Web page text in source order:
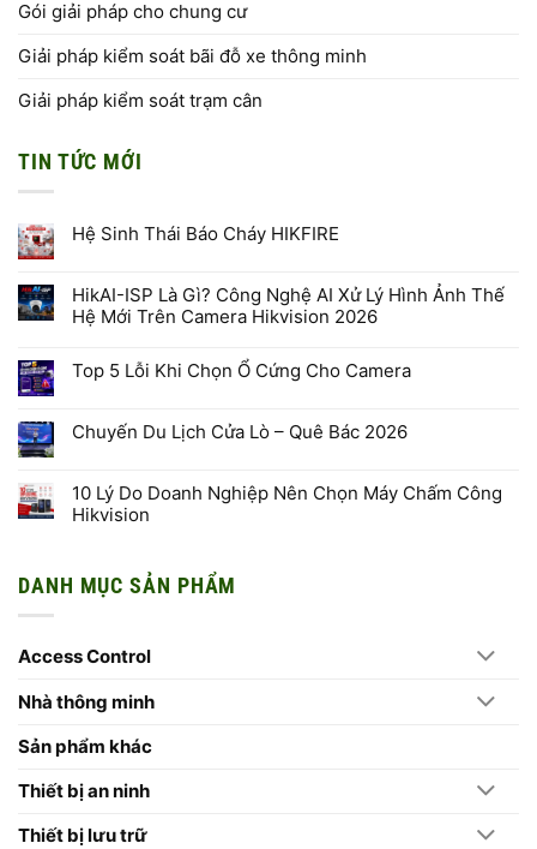
Gói giải pháp cho chung cư
Giải pháp kiểm soát bãi đỗ xe thông minh
Giải pháp kiểm soát trạm cân
TIN TỨC MỚI
Hệ Sinh Thái Báo Cháy HIKFIRE
bình
luận
ở
Báo
HikAI-ISP Là Gì? Công Nghệ AI Xử Lý Hình Ảnh Thế
Hệ Mới Trên Camera Hikvision 2026
bình
luận
ISP
Là
Nghệ
AI
Xử
Hệ
2026
Top 5 Lỗi Khi Chọn Ổ Cứng Cho Camera
bình
luận
Lỗi
Khi
Chọn
Camera
Chuyến Du Lịch Cửa Lò – Quê Bác 2026
bình
luận
ở
10 Lý Do Doanh Nghiệp Nên Chọn Máy Chấm Công
Hikvision
luận
ở
Doanh
Nghiệp
Chọn
Máy
Công
Hikvision
DANH MỤC SẢN PHẨM
Access Control
Nhà thông minh
Sản phẩm khác
Thiết bị an ninh
Thiết bị lưu trữ